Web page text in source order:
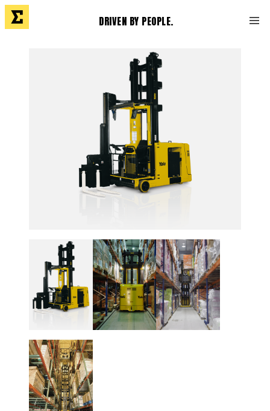
DRIVEN BY PEOPLE.